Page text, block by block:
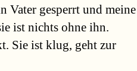
Vater gesperrt und meine
ist nichts ohne ihn.
Sie ist klug, geht zur